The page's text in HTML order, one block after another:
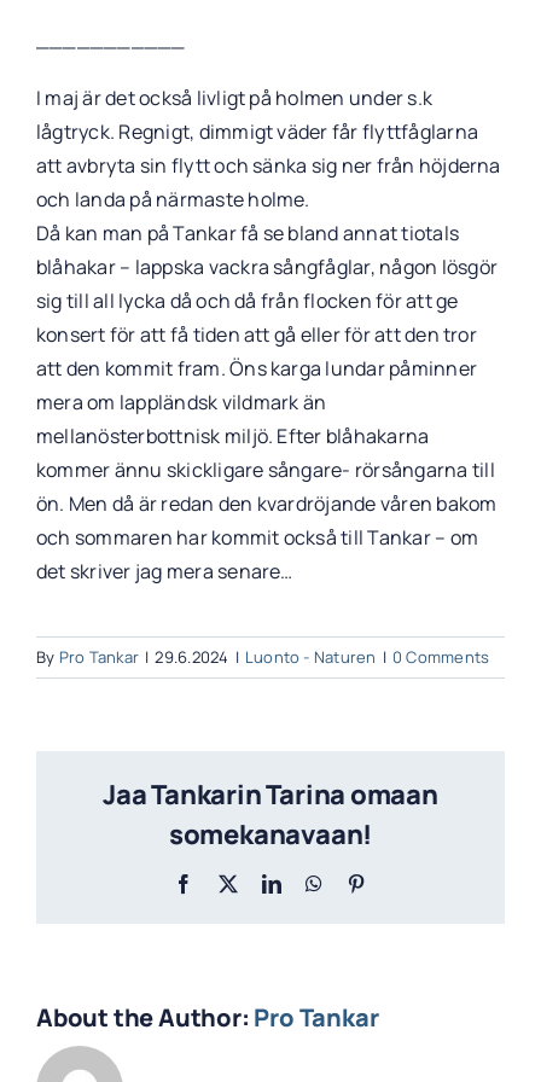
I maj är det också livligt på holmen under s.k
lågtryck. Regnigt, dimmigt väder får flyttfåglarna
att avbryta sin flytt och sänka sig ner från höjderna
och landa på närmaste holme.
Då kan man på Tankar få se bland annat tiotals
blåhakar – lappska vackra sångfåglar, någon lösgör
sig till all lycka då och då från flocken för att ge
konsert för att få tiden att gå eller för att den tror
att den kommit fram. Öns karga lundar påminner
mera om lappländsk vildmark än
mellanösterbottnisk miljö. Efter blåhakarna
kommer ännu skickligare sångare- rörsångarna till
ön. Men då är redan den kvardröjande våren bakom
och sommaren har kommit också till Tankar – om
det skriver jag mera senare…
By Pro Tankar | 29.6.2024 | Luonto - Naturen | 0 Comments
Jaa Tankarin Tarina omaan
somekanavaan!
Facebook
X LinkedInWhatsApp
About the Author: Pro Tankar